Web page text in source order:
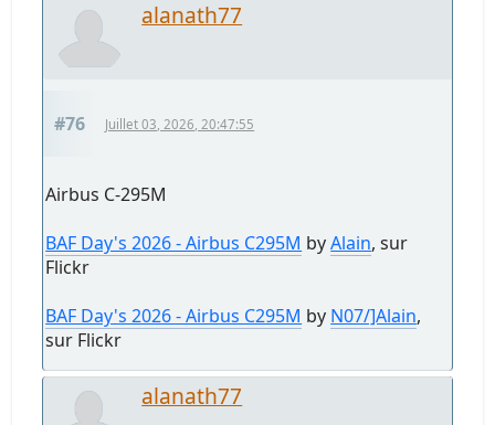
alanath77
#76 Juillet 03, 2026, 20:47:55
Airbus C-295M
BAF Day's 2026 - Airbus C295M byAlain, sur
Flickr
BAF Day's 2026 - Airbus C295M by N07/]Alain,
sur Flickr
alanath77